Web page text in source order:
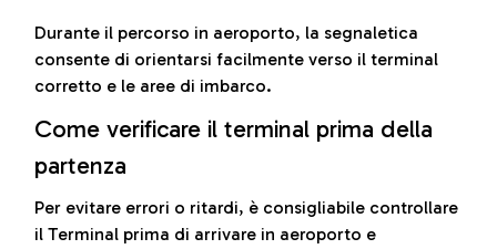
Durante il percorso in aeroporto, la segnaletica
consente di orientarsi facilmente verso il terminal
corretto e le aree di imbarco.
Come verificare il terminal prima della
partenza
Per evitare errori o ritardi, è consigliabile controllare
il Terminal prima di arrivare in aeroporto e